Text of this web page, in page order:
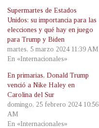
Supermartes de Estados
Unidos: su importancia para las
elecciones y qué hay en juego
para Trump y Biden
martes, 5 marzo 2024 11:39 AM
En «Internacionales»
En primarias, Donald Trump
venció a Nike Haley en
Carolina del Sur
domingo, 25 febrero 2024 10:56
AM
En «Internacionales»